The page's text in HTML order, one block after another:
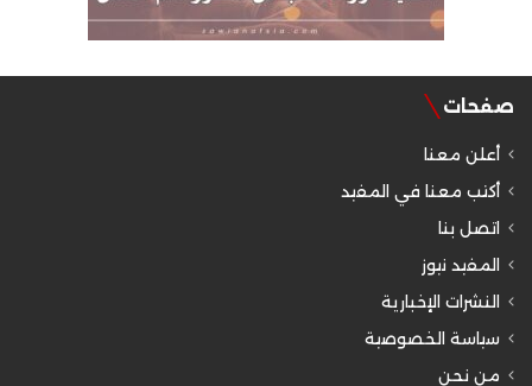
صفحات
أعلن معنا
أكتب معنا في المفيد
اتصل بنا
المفيد نيوز
النشرات الإخبارية
سياسة الخصوصية
من نحن